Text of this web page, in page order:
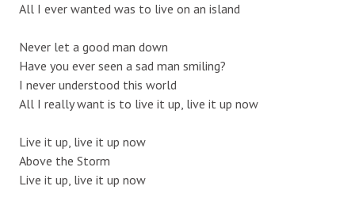
All I ever wanted was to live on an island
Never let a good man down
Have you ever seen a sad man smiling?
I never understood this world
All I really want is to live it up, live it up now
Live it up, live it up now
Above the Storm
Live it up, live it up now